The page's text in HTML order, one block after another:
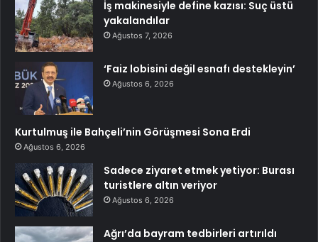
İş makinesiyle define kazısı: Suç üstü
yakalandılar
Ağustos 7, 2026
‘Faiz lobisini değil esnafı destekleyin’
Ağustos 6, 2026
Kurtulmuş ile Bahçeli’nin Görüşmesi Sona Erdi
Ağustos 6, 2026
Sadece ziyaret etmek yetiyor: Burası
turistlere altın veriyor
Ağustos 6, 2026
Ağrı’da bayram tedbirleri artırıldı